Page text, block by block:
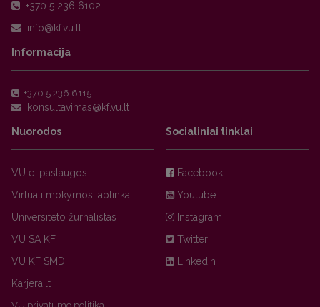
+370 5 236 6102
Informacija
+370 5 236 6115
Nuorodos
VU e. paslaugos
Virtuali mokymosi aplinka
Universiteto žurnalistas
VU SA KF
VU KF SMD
Karjera.lt
Socialiniai tinklai
Facebook
Youtube
Instagram
Twitter
Linkedin